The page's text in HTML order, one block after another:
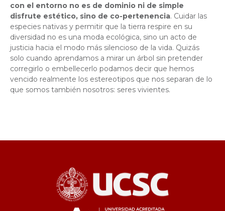
con el entorno no es de dominio ni de simple
disfrute estético, sino de co-pertenencia. Cuidar las
especies nativas y permitir que la tierra respire en su
diversidad no es una moda ecológica, sino un acto de
justicia hacia el modo más silencioso de la vida. Quizás
solo cuando aprendamos a mirar un árbol sin pretender
corregirlo o embellecerlo podamos decir que hemos
vencido realmente los estereotipos que nos separan de lo
que somos también nosotros: seres vivientes.